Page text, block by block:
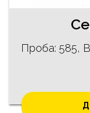
Проба: 585,